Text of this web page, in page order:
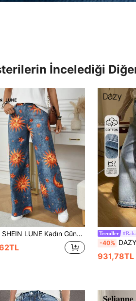
İncelediği
SHEIN LUNE Kadın Güneş Yüzü Baskılı Cepli Geniş Paça Bol Günlük Kot Pantolon Trendler
-40% DAZY Kadınlar için
931,78TL